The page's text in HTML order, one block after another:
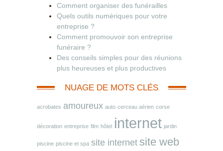
Comment organiser des funérailles
Quels outils numériques pour votre
entreprise ?
Comment promouvoir son entreprise
funéraire ?
Des conseils simples pour des réunions
plus heureuses et plus productives
NUAGE DE MOTS CLÉS
acrobates amoureux auto cerceau aérien corse
décoration entreprise film hôtel internet jardin
piscine piscine et spa site internet site web